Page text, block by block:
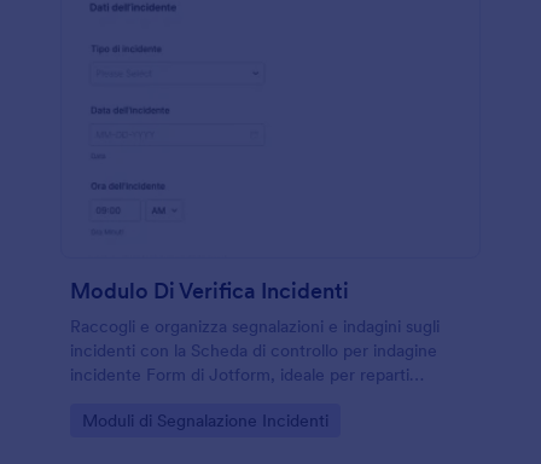
Modulo Di Verifica Incidenti
Raccogli e organizza segnalazioni e indagini sugli
incidenti con la Scheda di controllo per indagine
incidente Form di Jotform, ideale per reparti
documentare eventi e azioni correttive.
Go to Category:
Moduli di Segnalazione Incidenti